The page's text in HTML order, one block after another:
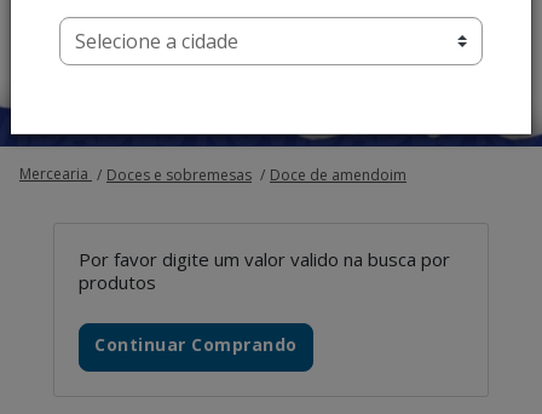
Mercearia Doces e sobremesas Doce de amendoim
Por favor digite um valor valido na busca por
produtos
Continuar Comprando